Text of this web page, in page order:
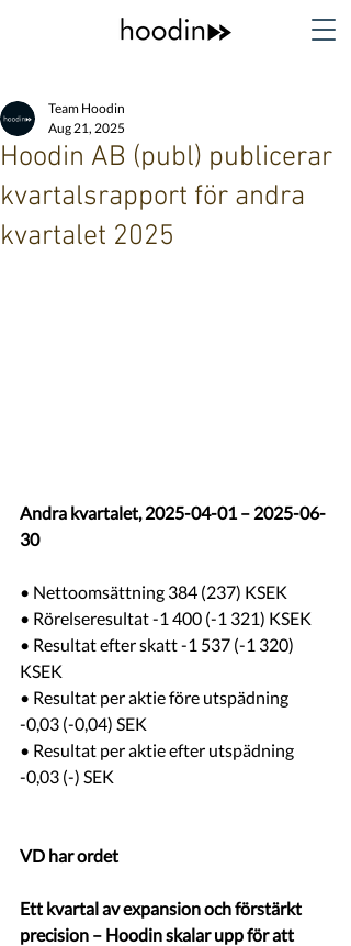
Hoodin AB (publ) publicerar
kvartalsrapport för andra
kvartalet 2025
Team Hoodin
Aug 21, 2025
Andra kvartalet, 2025-04-01 – 2025-06-
30
• Nettoomsättning 384 (237) KSEK
• Rörelseresultat -1 400 (-1 321) KSEK
• Resultat efter skatt -1 537 (-1 320)
KSEK
• Resultat per aktie före utspädning
-0,03 (-0,04) SEK
• Resultat per aktie efter utspädning
-0,03 (-) SEK
VD har ordet
Ett kvartal av expansion och förstärkt
precision – Hoodin skalar upp för att